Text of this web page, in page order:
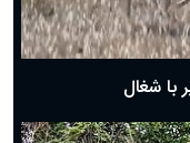
با شغال